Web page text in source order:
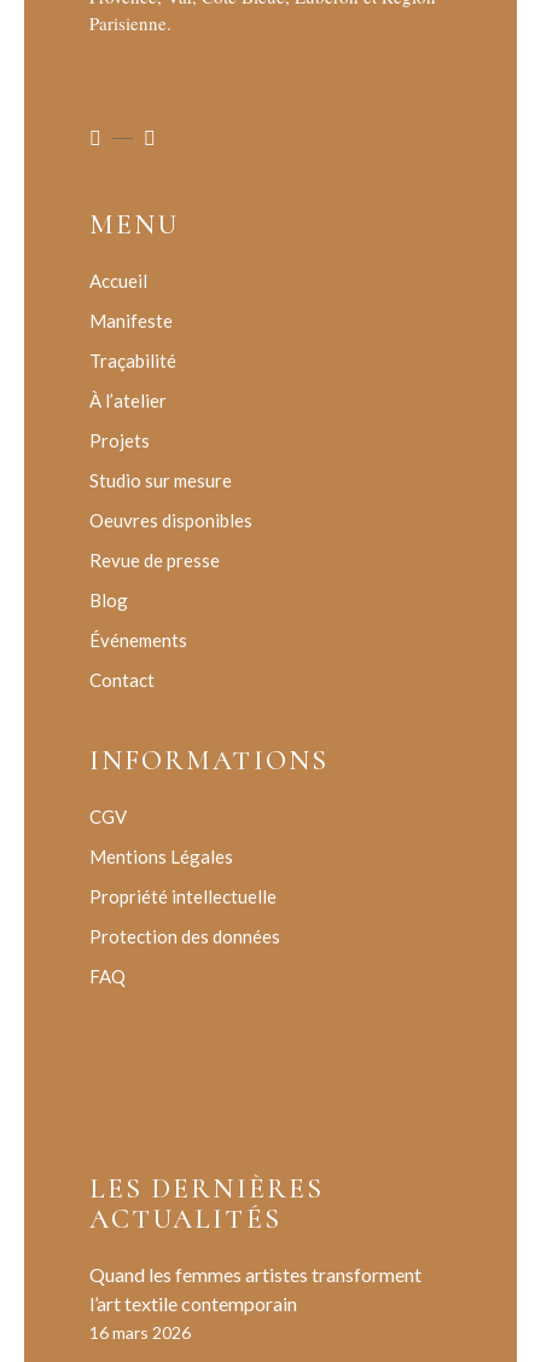
Parisienne.
MENU
Accueil
Manifeste
Traçabilité
À l’atelier
Projets
Studio sur mesure
Oeuvres disponibles
Revue de presse
Blog
Événements
Contact
INFORMATIONS
CGV
Mentions Légales
Propriété intellectuelle
Protection des données
FAQ
LES DERNIÈRES
ACTUALITÉS
Quand les femmes artistes transforment
l’art textile contemporain
16 mars 2026